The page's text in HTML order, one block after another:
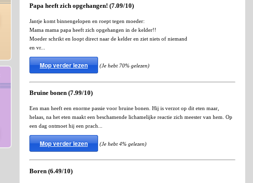
Papa heeft zich opgehangen! (7.09/10)
Jantje komt binnengelopen en roept tegen moeder:
Mama mama papa heeft zich opgehangen in de kelder!!
Moeder schrikt en loopt direct naar de kelder en ziet niets of niemand
en vr...
Mop verder lezen (Je hebt 70% gelezen)
Bruine bonen (7.99/10)
Een man heeft een enorme passie voor bruine bonen. Hij is verzot op dit eten maar,
helaas, na het eten maakt een beschamende lichamelijke reactie zich meester van hem. Op
een dag ontmoet hij een prach...
Mop verder lezen (Je hebt 4% gelezen)
Boren (6.49/10)